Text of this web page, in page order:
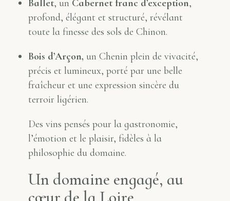
Ballet, un Cabernet franc d’exception,
profond, élégant et structuré, révélant
toute la finesse des sols de Chinon.
Bois d’Arçon, un Chenin plein de vivacité,
précis et lumineux, porté par une belle
fraîcheur et une expression sincère du
terroir ligérien.
Des vins pensés pour la gastronomie,
l’émotion et le plaisir, fidèles à la
philosophie du domaine.
Un domaine engagé, au